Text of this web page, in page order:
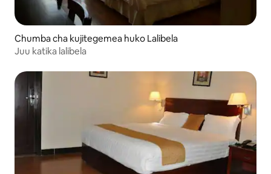
Chumba cha kujitegemea huko Lalibela
Juu katika lalibela